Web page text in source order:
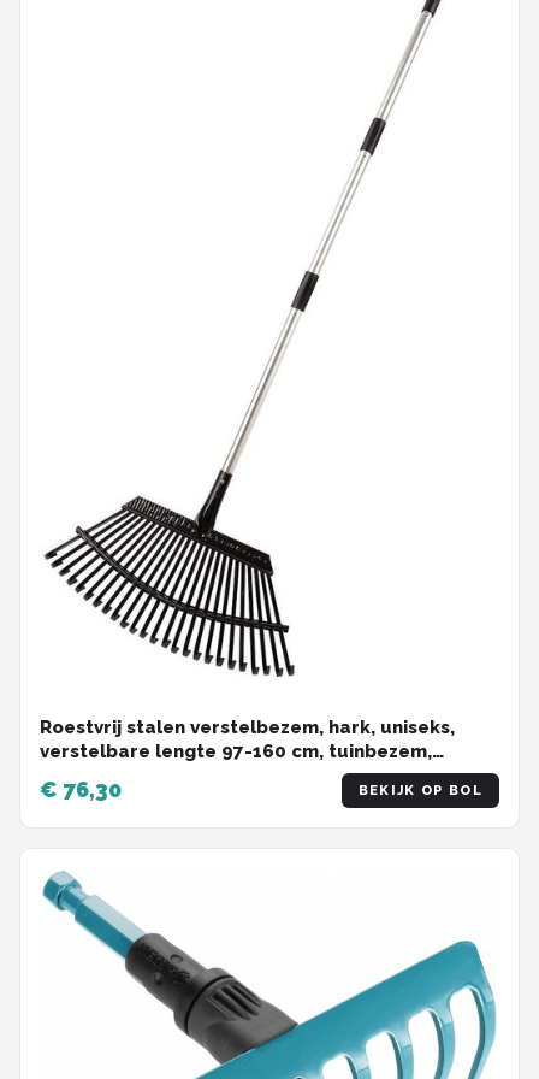
Roestvrij stalen verstelbezem, hark, uniseks,
verstelbare lengte 97-160 cm, tuinbezem,
wiebelvrij werken in de tuin, waaierbezem,
waterdicht, tuingereedschap
€ 76,30 BEKIJK OP BOL